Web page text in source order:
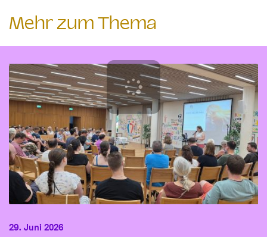
Mehr zum Thema
29. Juni 2026